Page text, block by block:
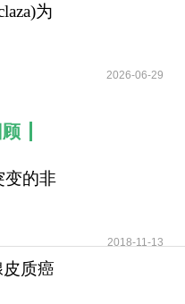
为
2026-06-29
变的非
2018-11-13
质癌